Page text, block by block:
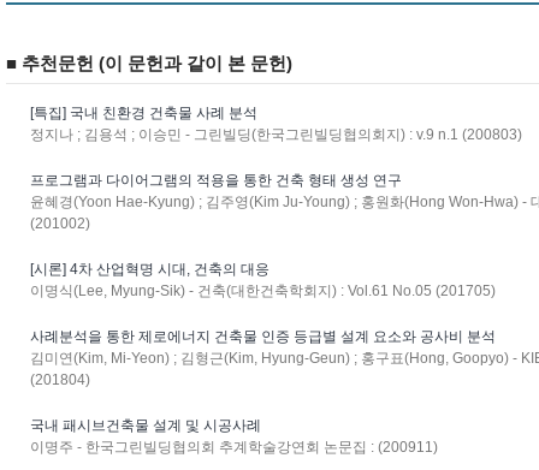
■ 추천문헌 (이 문헌과 같이 본 문헌)
[특집] 국내 친환경 건축물 사례 분석
정지나 ; 김용석 ; 이승민 - 그린빌딩(한국그린빌딩협의회지) : v.9 n.1 (200803)
프로그램과 다이어그램의 적용을 통한 건축 형태 생성 연구
윤혜경(Yoon Hae-Kyung) ; 김주영(Kim Ju-Young) ; 홍원화(Hong Won-Hwa) -
(201002)
[시론] 4차 산업혁명 시대, 건축의 대응
이명식(Lee, Myung-Sik) - 건축(대한건축학회지) : Vol.61 No.05 (201705)
사례분석을 통한 제로에너지 건축물 인증 등급별 설계 요소와 공사비 분석
김미연(Kim, Mi-Yeon) ; 김형근(Kim, Hyung-Geun) ; 홍구표(Hong, Goopyo) -
(201804)
국내 패시브건축물 설계 및 시공사례
이명주 - 한국그린빌딩협의회 추계학술강연회 논문집 : (200911)